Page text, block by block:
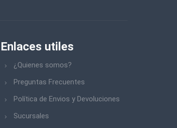
Enlaces utiles
¿Quienes somos?
Preguntas Frecuentes
Política de Envios y Devoluciones
Sucursales